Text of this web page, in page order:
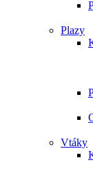
Plazy
Vtáky